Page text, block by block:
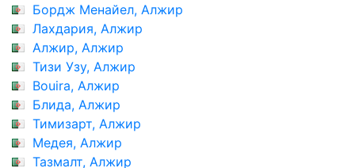
Бордж Менайел, Алжир
Лахдария, Алжир
Алжир, Алжир
Тизи Узу, Алжир
Bouira, Алжир
Блида, Алжир
Тимизарт, Алжир
Медея, Алжир
Тазмалт, Алжир